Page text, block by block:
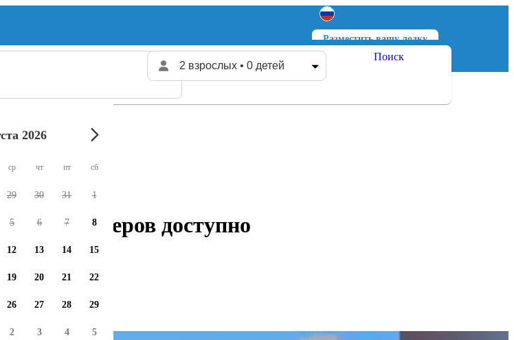
Разместить вашу лодку
Зарегистрироваться
2 взрослых • 0 детей
Поиск
чартеров доступно
2026
ср чт пт сб
29 30 31 1
5 6 7 8
12 13 14 15
19 20 21 22
26 27 28 29
2 3 4 5